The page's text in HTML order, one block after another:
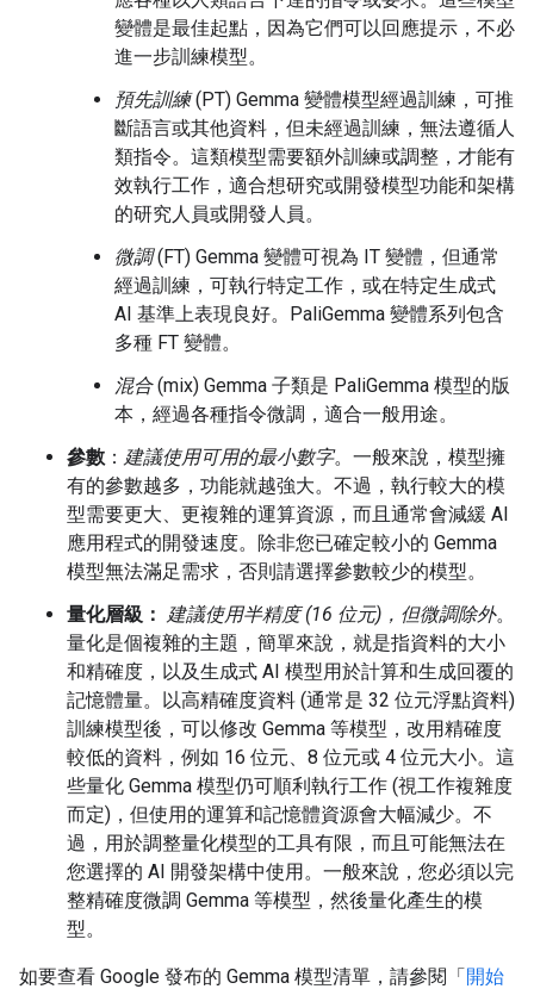
變體是最佳起點，因為它們可以回應提示，不必
進一步訓練模型。
預先訓練(PT) Gemma 變體模型經過訓練，可推
斷語言或其他資料，但未經過訓練，無法遵循人
類指令。這類模型需要額外訓練或調整，才能有
效執行工作，適合想研究或開發模型功能和架構
的研究人員或開發人員。
微調(FT) Gemma 變體可視為 IT 變體，但通常
經過訓練，可執行特定工作，或在特定生成式
AI 基準上表現良好。PaliGemma 變體系列包含
多種 FT 變體。
混合(mix) Gemma 子類是 PaliGemma 模型的版
本，經過各種指令微調，適合一般用途。
參數 ： 建議使用可用的最小數字。一般來說，模型擁
有的參數越多，功能就越強大。不過，執行較大的模
型需要更大、更複雜的運算資源，而且通常會減緩 AI
應用程式的開發速度。除非您已確定較小的 Gemma
模型無法滿足需求，否則請選擇參數較少的模型。
量化層級： 建議使用半精度 (16 位元)，但微調除外。
量化是個複雜的主題，簡單來說，就是指資料的大小
和精確度，以及生成式 AI 模型用於計算和生成回覆的
記憶體量。以高精確度資料 (通常是 32 位元浮點資料)
訓練模型後，可以修改 Gemma 等模型，改用精確度
較低的資料，例如 16 位元、8 位元或 4 位元大小。這
些量化 Gemma 模型仍可順利執行工作 (視工作複雜度
而定)，但使用的運算和記憶體資源會大幅減少。不
過，用於調整量化模型的工具有限，而且可能無法在
您選擇的 AI 開發架構中使用。一般來說，您必須以完
整精確度微調 Gemma 等模型，然後量化產生的模
型。
如要查看 Google 發布的 Gemma 模型清單，請參閱「開始